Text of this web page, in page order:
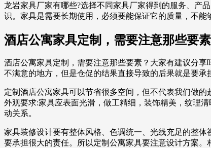
龙岩家具厂家有哪些?选择不同家具厂家得到的服务、产
识。家具是需要长期使用，必须要能保证它的质量，不
酒店公寓家具定制，需要注意那些要
酒店公寓家具定制，需要注意那些要素？大家有建议分
不满意的地方，但是仓促的结果直接导致的后果就是要
定制酒店公寓家具可以节省很多空间，但不代表我们做
外观要求:家具应表面光滑，做工精细，装饰精美，纹理
动关系。
家具装修设计要有整体风格、色调统一、光线充足的整
要承担很大的责任。所以定制公寓家具要注意设计方案